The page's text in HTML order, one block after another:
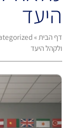
היעד
דף הבית »
ולקהל היעד